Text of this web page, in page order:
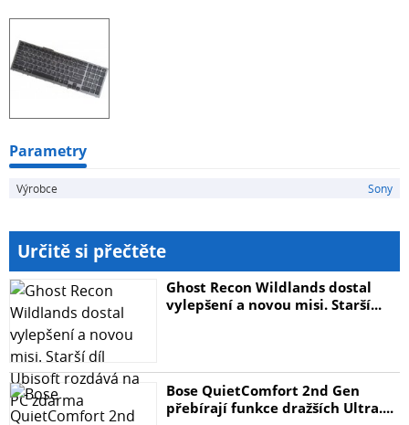
Parametry
Výrobce Sony
Určitě si přečtěte
Ghost Recon Wildlands dostal
vylepšení a novou misi. Starší...
Bose QuietComfort 2nd Gen
přebírají funkce dražších Ultra....